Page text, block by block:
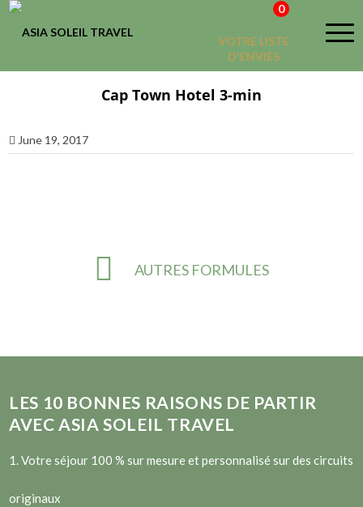
VOTRE LISTE
D'ENVIES
0
Cap Town Hotel 3-min
June 19, 2017
AUTRES FORMULES
LES 10 BONNES RAISONS DE PARTIR
AVEC ASIA SOLEIL TRAVEL
1. Votre séjour 100 % sur mesure et personnalisé sur des circuits
originaux